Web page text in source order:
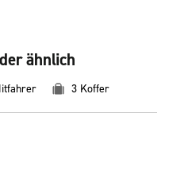
ähnlich
3 Koffer